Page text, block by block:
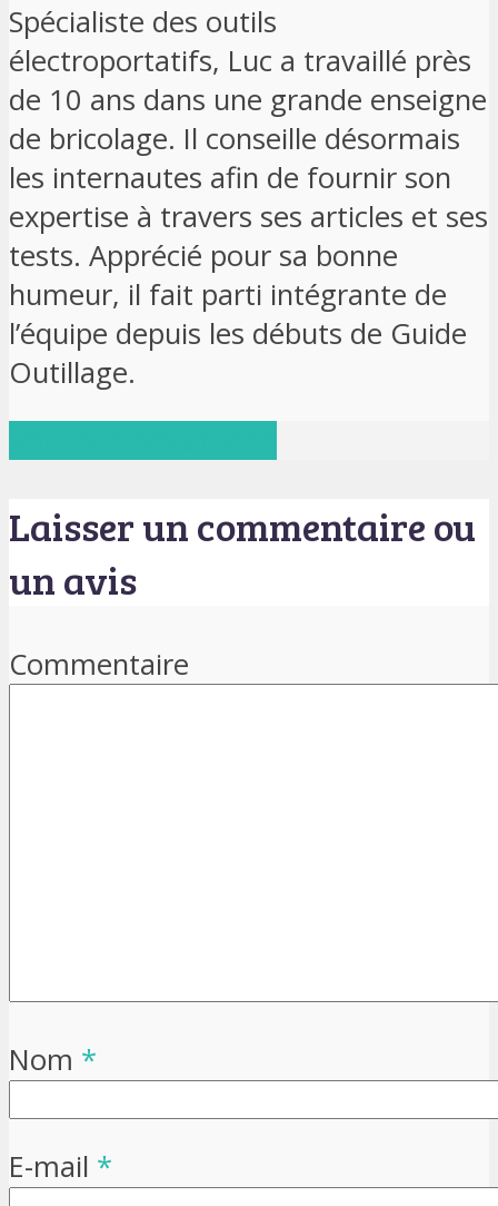
Spécialiste des outils
électroportatifs, Luc a travaillé près
de 10 ans dans une grande enseigne
de bricolage. Il conseille désormais
les internautes afin de fournir son
expertise à travers ses articles et ses
tests. Apprécié pour sa bonne
humeur, il fait parti intégrante de
l’équipe depuis les débuts de Guide
Outillage.
Laisser un commentaire ou
un avis
Commentaire
Nom *
E-mail *